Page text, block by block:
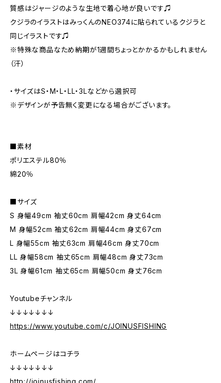
質感はジャージのような生地で着心地が良いです♫
クジラのイラストはみっくんのNEO374に貼られているクジラと
同じイラストです♫
※特殊な商品なため納期が1週間ちょっとかかるかもしれません
（汗）
・サイズはS・M・L・LL・3Lなどから選択可
※デザインが予告無く変更になる場合がございます。
■素材
ポリエステル80％
綿20％
■サイズ
S 身幅49cm 袖丈60cm 肩幅42cm 身丈64cm
M 身幅52cm 袖丈62cm 肩幅44cm 身丈67cm
L 身幅55cm 袖丈63cm 肩幅46cm 身丈70cm
LL 身幅58cm 袖丈65cm 肩幅48cm 身丈73cm
3L 身幅61cm 袖丈65cm 肩幅50cm 身丈76cm
Youtubeチャンネル
↓↓↓↓↓↓↓
https://www.youtube.com/c/JOINUSFISHING
ホームページはコチラ
↓↓↓↓↓↓↓
http://joinusfishing.com/